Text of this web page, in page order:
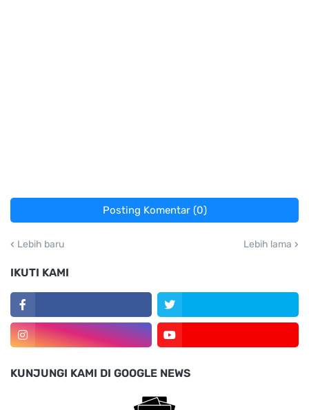
Posting Komentar (0)
Lebih baru Lebih lama
IKUTI KAMI
KUNJUNGI KAMI DI GOOGLE NEWS